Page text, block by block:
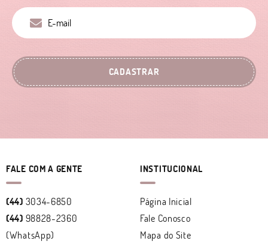
CADASTRAR
FALE COM A GENTE
(44) 3034-6850
(44) 98828-2360
(WhatsApp)
INSTITUCIONAL
Página Inicial
Fale Conosco
Mapa do Site